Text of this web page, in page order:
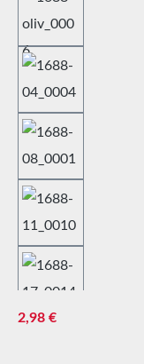
Regulärer Preis:
2,98 €